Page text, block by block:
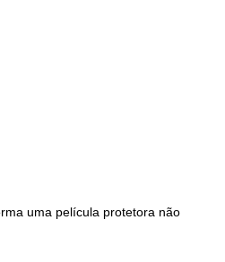
uma película protetora não